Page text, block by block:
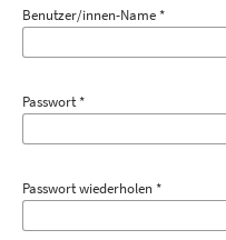
Benutzer/innen-Name *
Passwort *
Passwort wiederholen *